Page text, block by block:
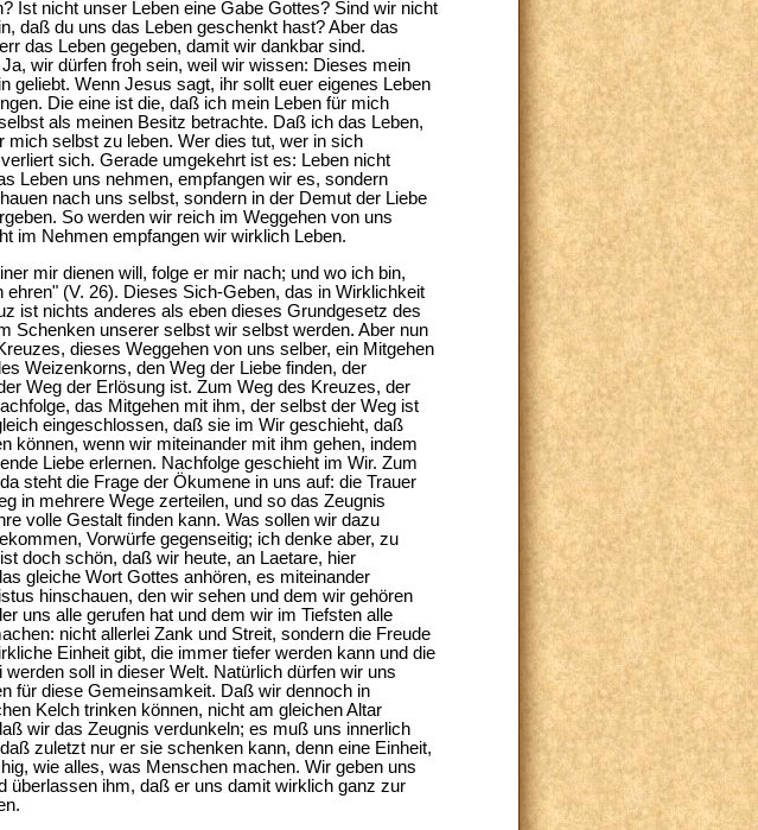
Ist nicht unser Leben eine Gabe Gottes? Sind wir nicht
daß du uns das Leben geschenkt hast? Aber das
das Leben gegeben, damit wir dankbar sind.
wir dürfen froh sein, weil wir wissen: Dieses mein
geliebt. Wenn Jesus sagt, ihr sollt euer eigenes Leben
Die eine ist die, daß ich mein Leben für mich
als meinen Besitz betrachte. Daß ich das Leben,
selbst zu leben. Wer dies tut, wer in sich
sich. Gerade umgekehrt ist es: Leben nicht
Leben uns nehmen, empfangen wir es, sondern
nach uns selbst, sondern in der Demut der Liebe
So werden wir reich im Weggehen von uns
im Nehmen empfangen wir wirklich Leben.
mir dienen will, folge er mir nach; und wo ich bin,
(V. 26). Dieses Sich-Geben, das in Wirklichkeit
ist nichts anderes als eben dieses Grundgesetz des
Schenken unserer selbst wir selbst werden. Aber nun
dieses Weggehen von uns selber, ein Mitgehen
Weizenkorns, den Weg der Liebe finden, der
Weg der Erlösung ist. Zum Weg des Kreuzes, der
das Mitgehen mit ihm, der selbst der Weg ist
eingeschlossen, daß sie im Wir geschieht, daß
können, wenn wir miteinander mit ihm gehen, indem
Liebe erlernen. Nachfolge geschieht im Wir. Zum
steht die Frage der Ökumene in uns auf: die Trauer
in mehrere Wege zerteilen, und so das Zeugnis
volle Gestalt finden kann. Was sollen wir dazu
Vorwürfe gegenseitig; ich denke aber, zu
doch schön, daß wir heute, an Laetare, hier
gleiche Wort Gottes anhören, es miteinander
hinschauen, den wir sehen und dem wir gehören
uns alle gerufen hat und dem wir im Tiefsten alle
nicht allerlei Zank und Streit, sondern die Freude
Einheit gibt, die immer tiefer werden kann und die
soll in dieser Welt. Natürlich dürfen wir uns
für diese Gemeinsamkeit. Daß wir dennoch in
Kelch trinken können, nicht am gleichen Altar
wir das Zeugnis verdunkeln; es muß uns innerlich
zuletzt nur er sie schenken kann, denn eine Einheit,
wie alles, was Menschen machen. Wir geben uns
überlassen ihm, daß er uns damit wirklich ganz zur